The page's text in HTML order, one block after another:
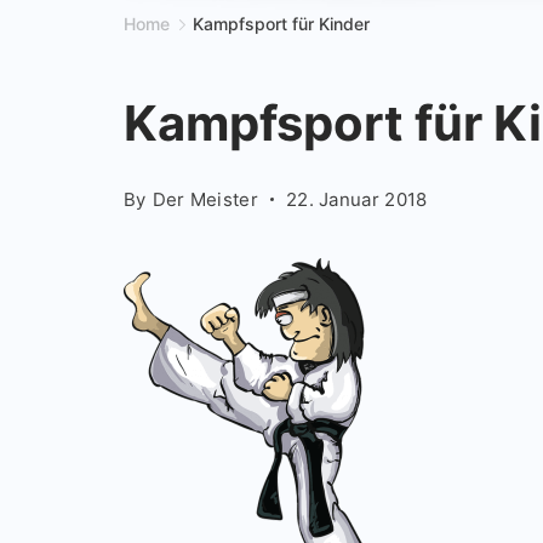
Home Kampfsport für Kinder
Kampfsport für
By Der Meister 22. Januar 2018